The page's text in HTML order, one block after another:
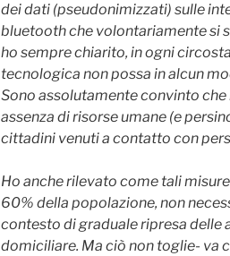
dei dati (pseudonimizzati) sulle
bluetooth che volontariamente si
ho sempre chiarito, in ogni
tecnologica non possa in alcun
Sono assolutamente convinto
assenza di risorse umane (e
cittadini venuti a contatto con
Ho anche rilevato come tali
60% della popolazione, non
contesto di graduale ripresa delle
domiciliare. Ma ciò non toglie- va